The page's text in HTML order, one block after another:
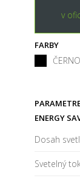
v
FARBY
ENERGY
Dosah
Svetelný tok